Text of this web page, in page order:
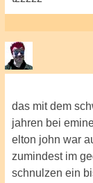
das mit dem
jahren bei
elton john war
zumindest im
schnulzen ein